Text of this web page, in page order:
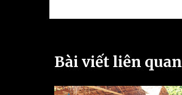
Bài viết liên quan